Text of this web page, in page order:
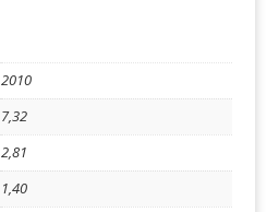
2010
7,32
2,81
1,40